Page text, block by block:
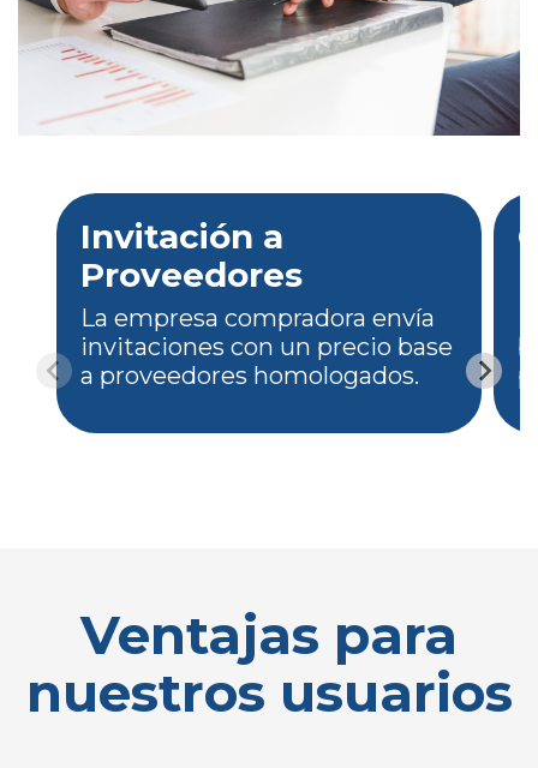
Invitación a
Proveedores
La empresa compradora envía
invitaciones con un precio base
a proveedores homologados.
Ventajas para
nuestros usuarios